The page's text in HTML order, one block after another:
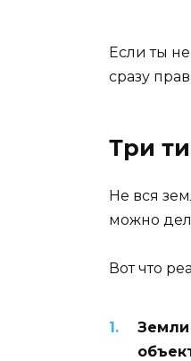
Если ты
сразу
Три
Не вся
можно
Вот что
Земли